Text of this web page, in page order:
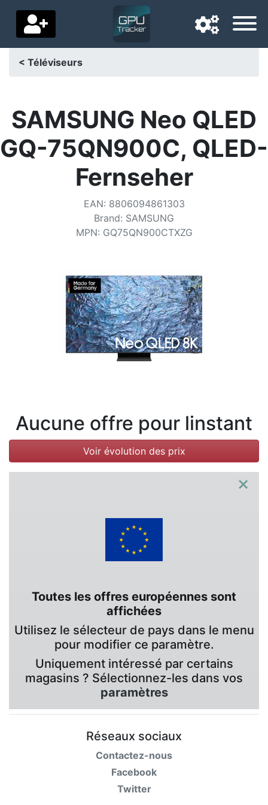
Pays de livraison
Accueil
Catégories
< Téléviseurs
SAMSUNG Neo QLED
GQ-75QN900C, QLED-
Fernseher
EAN: 8806094861303
Brand: SAMSUNG
MPN: GQ75QN900CTXZG
Aucune offre pour linstant
Voir évolution des prix
×
Toutes les offres européennes sont
affichées
Utilisez le sélecteur de pays dans le menu
pour modifier ce paramètre.
Uniquement intéressé par certains
magasins ? Sélectionnez-les dans vos
paramètres
Réseaux sociaux
Contactez-nous
Facebook
Twitter